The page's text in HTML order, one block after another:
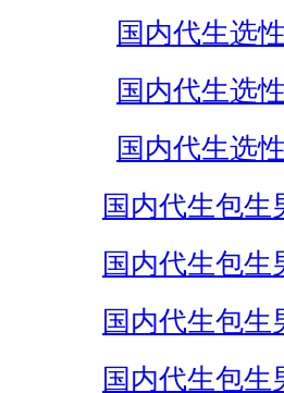
国内代生选
国内代生选
国内代生选
国内代生包生
国内代生包生
国内代生包生
国内代生包生